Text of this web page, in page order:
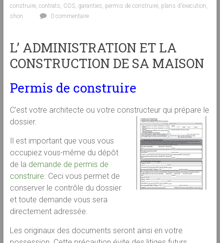
construire, contrats, COS, garanties, permis de construire, plans d'éxecution,
shon
0 commentaire
L’ ADMINISTRATION ET LA
CONSTRUCTION DE SA MAISON
Permis de construire
C’est votre architecte ou votre constructeur qui prépare le
dossier.
Il est important que vous vous
occupiez vous-même du dépôt
de la demande de permis de
construire. Ceci vous permet de
conserver le contrôle du dossier
et toute demande vous sera
directement adressée.
Les originaux des documents seront ainsi en votre